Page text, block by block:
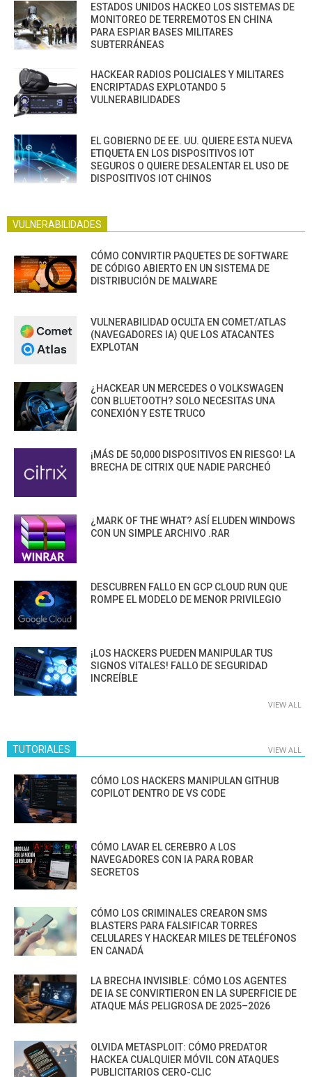
ESTADOS UNIDOS HACKEO LOS SISTEMAS DE
MONITOREO DE TERREMOTOS EN CHINA
PARA ESPIAR BASES MILITARES
SUBTERRÁNEAS
HACKEAR RADIOS POLICIALES Y MILITARES
ENCRIPTADAS EXPLOTANDO 5
VULNERABILIDADES
EL GOBIERNO DE EE. UU. QUIERE ESTA NUEVA
ETIQUETA EN LOS DISPOSITIVOS IOT
SEGUROS O QUIERE DESALENTAR EL USO DE
DISPOSITIVOS IOT CHINOS
VULNERABILIDADES
CÓMO CONVIRTIR PAQUETES DE SOFTWARE
DE CÓDIGO ABIERTO EN UN SISTEMA DE
DISTRIBUCIÓN DE MALWARE
VULNERABILIDAD OCULTA EN COMET/ATLAS
(NAVEGADORES IA) QUE LOS ATACANTES
EXPLOTAN
¿HACKEAR UN MERCEDES O VOLKSWAGEN
CON BLUETOOTH? SOLO NECESITAS UNA
CONEXIÓN Y ESTE TRUCO
¡MÁS DE 50,000 DISPOSITIVOS EN RIESGO! LA
BRECHA DE CITRIX QUE NADIE PARCHEÓ
¿MARK OF THE WHAT? ASÍ ELUDEN WINDOWS
CON UN SIMPLE ARCHIVO .RAR
DESCUBREN FALLO EN GCP CLOUD RUN QUE
ROMPE EL MODELO DE MENOR PRIVILEGIO
¡LOS HACKERS PUEDEN MANIPULAR TUS
SIGNOS VITALES! FALLO DE SEGURIDAD
INCREÍBLE
VIEW ALL
TUTORIALES VIEW ALL
CÓMO LOS HACKERS MANIPULAN GITHUB
COPILOT DENTRO DE VS CODE
CÓMO LAVAR EL CEREBRO A LOS
NAVEGADORES CON IA PARA ROBAR
SECRETOS
CÓMO LOS CRIMINALES CREARON SMS
BLASTERS PARA FALSIFICAR TORRES
CELULARES Y HACKEAR MILES DE TELÉFONOS
EN CANADÁ
LA BRECHA INVISIBLE: CÓMO LOS AGENTES
DE IA SE CONVIRTIERON EN LA SUPERFICIE DE
ATAQUE MÁS PELIGROSA DE 2025–2026
OLVIDA METASPLOIT: CÓMO PREDATOR
HACKEA CUALQUIER MÓVIL CON ATAQUES
PUBLICITARIOS CERO-CLIC